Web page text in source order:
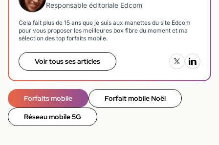
Responsable éditoriale Edcom
Cela fait plus de 15 ans que je suis aux manettes du site Edcom
pour vous proposer les meilleures box fibre du moment et ma
sélection des top forfaits mobile.
Voir tous ses articles
Forfaits mobile Forfait mobile Noël
Réseau mobile 5G